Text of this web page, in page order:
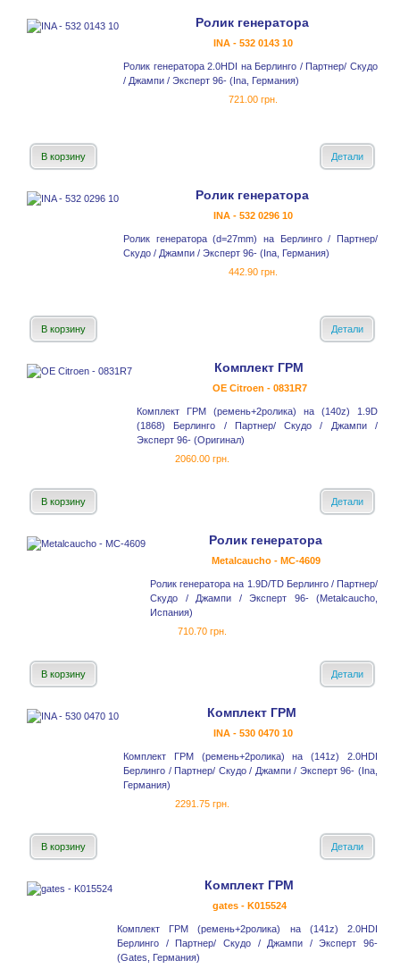
Ролик генератора
INA - 532 0143 10
Ролик генератора 2.0HDI на Берлинго / Партнер/ Скудо
/ Джампи / Эксперт 96- (Ina, Германия)
721.00 грн.
В корзину Детали
Ролик генератора
INA - 532 0296 10
Ролик генератора (d=27mm) на Берлинго / Партнер/
Скудо / Джампи / Эксперт 96- (Ina, Германия)
442.90 грн.
В корзину Детали
Комплект ГРМ
OE Citroen - 0831R7
Комплект ГРМ (ремень+2ролика) на (140z) 1.9D
(1868) Берлинго / Партнер/ Скудо / Джампи /
Эксперт 96- (Оригинал)
2060.00 грн.
В корзину Детали
Ролик генератора
Metalcaucho - MC-4609
Ролик генератора на 1.9D/TD Берлинго / Партнер/
Скудо / Джампи / Эксперт 96- (Metalcaucho,
Испания)
710.70 грн.
В корзину Детали
Комплект ГРМ
INA - 530 0470 10
Комплект ГРМ (ремень+2ролика) на (141z) 2.0HDI
Берлинго / Партнер/ Скудо / Джампи / Эксперт 96- (Ina,
Германия)
2291.75 грн.
В корзину Детали
Комплект ГРМ
gates - K015524
Комплект ГРМ (ремень+2ролика) на (141z) 2.0HDI
Берлинго / Партнер/ Скудо / Джампи / Эксперт 96-
(Gates, Германия)